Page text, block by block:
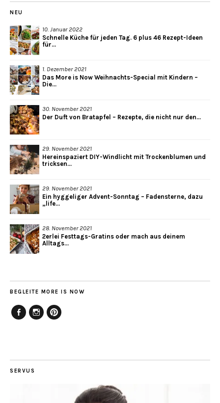
NEU
10. Januar 2022
Schnelle Küche für jeden Tag. 6 plus 46 Rezept-Ideen
für...
1. Dezember 2021
Das More is Now Weihnachts-Special mit Kindern –
Die...
30. November 2021
Der Duft von Bratapfel – Rezepte, die nicht nur den...
29. November 2021
Hereinspaziert DIY-Windlicht mit Trockenblumen und
tricksen...
29. November 2021
Ein hyggeliger Advent-Sonntag – Fadensterne, dazu
„life...
28. November 2021
2erlei Festtags-Gratins oder mach aus deinem
Alltags...
BEGLEITE MORE IS NOW
SERVUS